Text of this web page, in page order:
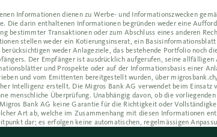
Informationen dienen zu Werbe- und Informationszwecken
Die darin enthaltenen Informationen begründen weder eine
bestimmter Transaktionen oder zum Abschluss eines anderen
stellen weder ein Kotierungsinserat, ein
weder Anlageziele, das bestehende Portfolio noch
Der Empfänger ist ausdrücklich aufgerufen, seine
und Prospekte oder auf der Informationsbasis einer
und vom Emittenten bereitgestellt wurden, über
Intelligenz erstellt. Die Migros Bank AG verwendet beim Einsatz
menschliche Überprüfung. Unabhängig davon, ob die
Bank AG keine Garantie für die Richtigkeit oder
Art ab, welche im Zusammenhang mit diesen Informationen
dar; es erfolgen keine automatischen, regelmässigen